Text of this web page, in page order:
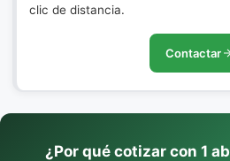
clic de distancia.
Contactar
¿Por qué cotizar con 1